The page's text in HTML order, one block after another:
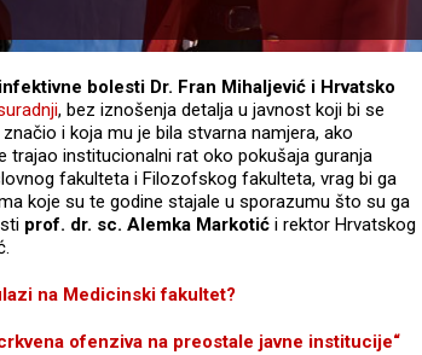
bolesti Dr. Fran Mihaljević i Hrvatsko
, bez iznošenja detalja u javnost koji bi se
i koja mu je bila stvarna namjera, ako
institucionalni rat oko pokušaja guranja
fakulteta i Filozofskog fakulteta, vrag bi ga
koje su te godine stajale u sporazumu što su ga
prof. dr. sc. Alemka Markotić i rektor Hrvatskog
na Medicinski fakultet?
ofenziva na preostale javne institucije“